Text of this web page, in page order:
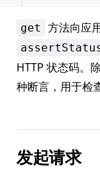
get 方法向应
HTTP 状态码。
种断言，用于检
发起请求